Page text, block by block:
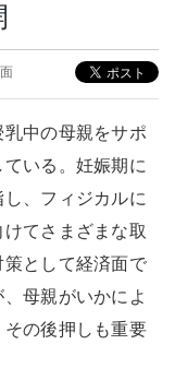
中の母親をサポ
いる。妊娠期に
、フィジカルに
てさまざまな取
策として経済面で
母親がいかによ
その後押しも重要